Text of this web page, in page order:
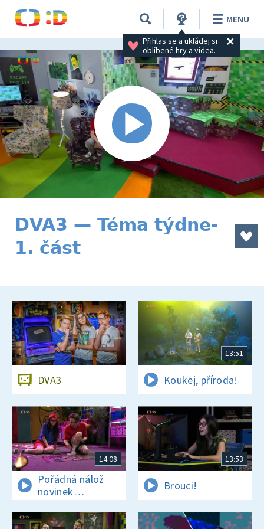
Přihlas se a ukládej si
oblíbené hry a videa.
MENU
DVA3 — Téma týdne-
1. část
DVA3
13:51
Koukej, příroda!
14:08
Pořádná nálož
novinek
a zajímavostí
13:53
Brouci!